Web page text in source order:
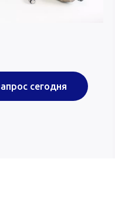
сегодня